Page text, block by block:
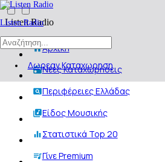
Listen Radio
Δωρεαν Καταχωρηση
Listen Radio
Αρχική
Νέες Καταχωρήσεις
Περιφέρειες Ελλάδας
Είδος Μουσικής
Στατιστικά Top 20
Γίνε Premium